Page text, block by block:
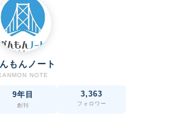
もんノート
NOTE
9年目
創刊
3,363
フォロワー